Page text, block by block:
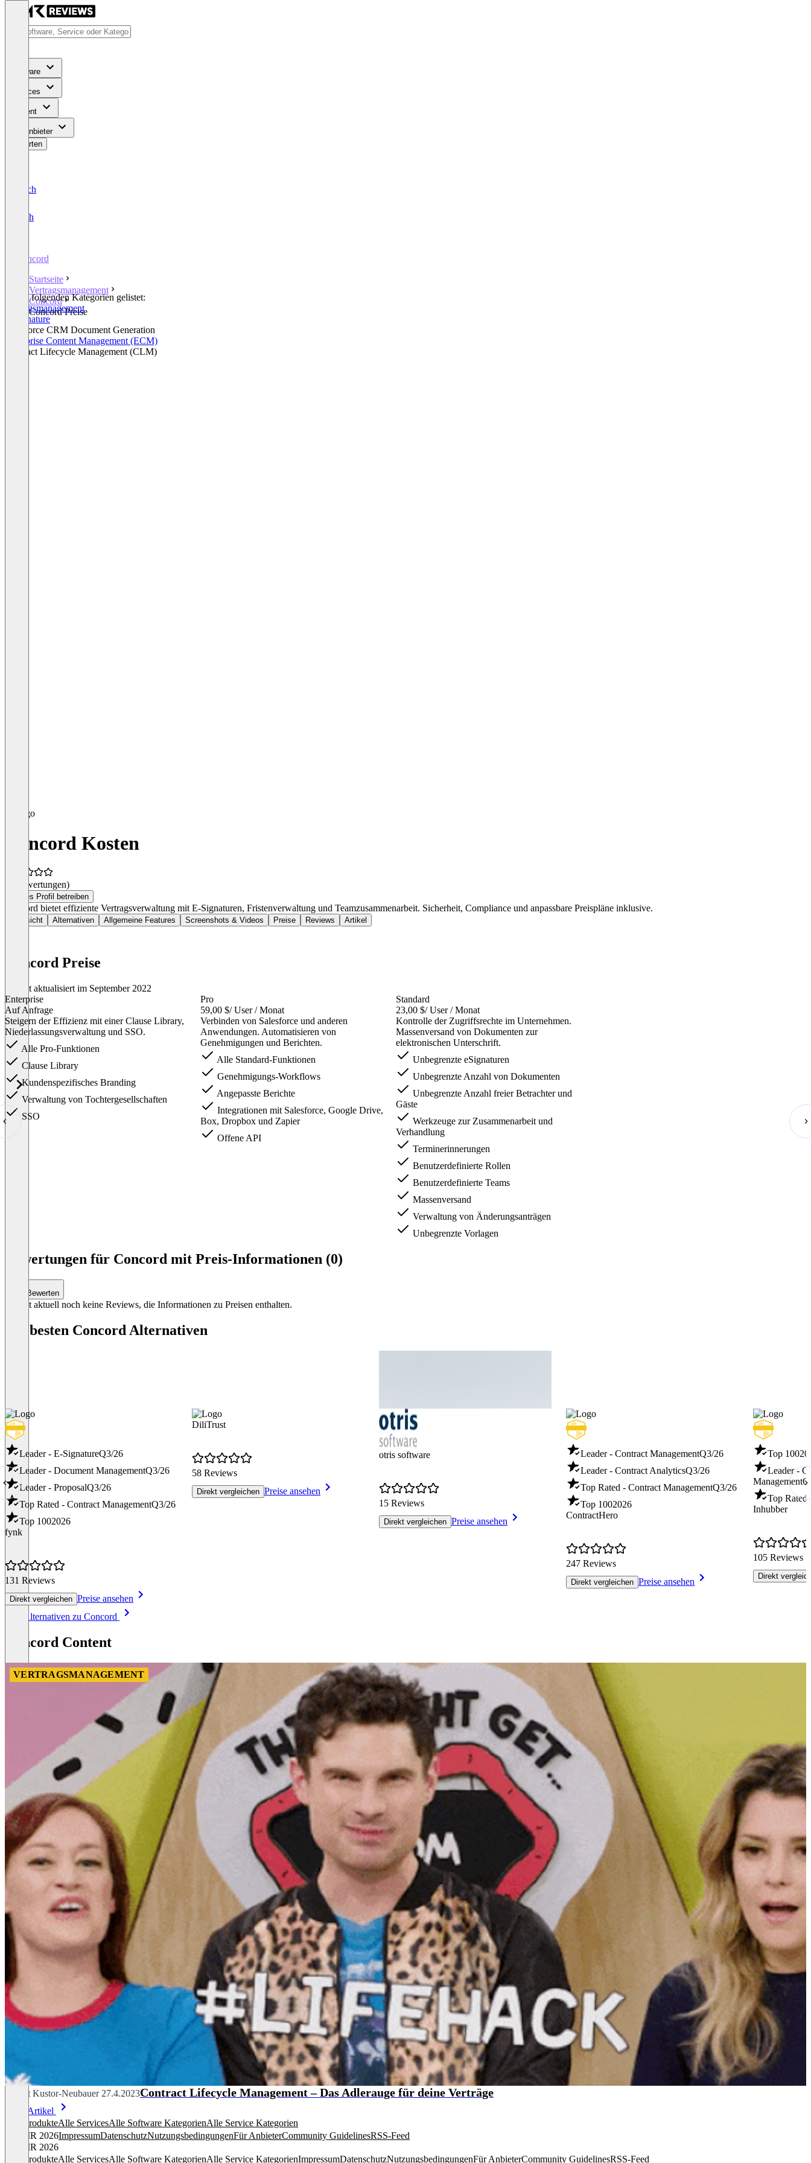
Software
Services
Content
Für Anbieter
Bewerten
Deutsch
English
Concord
Startseite
Vertragsmanagement
Concord
Concord Preise
In den folgenden Kategorien gelistet:
Vertragsmanagement
E-Signature
Salesforce CRM Document Generation
Enterprise Content Management (ECM)
Contract Lifecycle Management (CLM)
Concord Kosten
(0 Bewertungen)
Dieses Profil betreiben
Concord bietet effiziente Vertragsverwaltung mit E-Signaturen, Fristenverwaltung und Teamzusammenarbeit. Sicherheit, Compliance und anpassbare Preispläne inklusive.
Übersicht Alternativen Allgemeine Features Screenshots & Videos Preise Reviews Artikel
Concord Preise
Zuletzt aktualisiert im September 2022
Enterprise
Auf Anfrage
Steigern der Effizienz mit einer Clause Library,
Niederlassungsverwaltung und SSO.
Alle Pro-Funktionen
Clause Library
Kundenspezifisches Branding
Verwaltung von Tochtergesellschaften
SSO
Pro
59,00 $/ User / Monat
Verbinden von Salesforce und anderen
Anwendungen. Automatisieren von
Genehmigungen und Berichten.
Alle Standard-Funktionen
Genehmigungs-Workflows
Angepasste Berichte
Integrationen mit Salesforce, Google Drive,
Box, Dropbox und Zapier
Offene API
Standard
23,00 $/ User / Monat
Kontrolle der Zugriffsrechte im Unternehmen.
Massenversand von Dokumenten zur
elektronischen Unterschrift.
Unbegrenzte eSignaturen
Unbegrenzte Anzahl von Dokumenten
Unbegrenzte Anzahl freier Betrachter und
Gäste
Werkzeuge zur Zusammenarbeit und
Verhandlung
Terminerinnerungen
Benutzerdefinierte Rollen
Benutzerdefinierte Teams
Massenversand
Verwaltung von Änderungsanträgen
Unbegrenzte Vorlagen
Bewertungen für Concord mit Preis-Informationen (0)
Bewerten
Es gibt aktuell noch keine Reviews, die Informationen zu Preisen enthalten.
Die besten Concord Alternativen
Leader - E-SignatureQ3/26
Leader - Document ManagementQ3/26
Leader - ProposalQ3/26
Top Rated - Contract ManagementQ3/26
Top 1002026
fynk
131 Reviews
Direkt vergleichen Preise ansehen
DiliTrust
58 Reviews
Direkt vergleichen Preise ansehen
otris software
15 Reviews
Direkt vergleichen Preise ansehen
Leader - Contract ManagementQ3/26
Leader - Contract AnalyticsQ3/26
Top Rated - Contract ManagementQ3/26
Top 1002026
ContractHero
247 Reviews
Direkt vergleichen Preise ansehen
Top 100
Leader -
Management
Top Rated
Inhubber
105 Reviews
Direkt
Alle Alternativen zu Concord
Concord Content
VERTRAGSMANAGEMENT
Margit Kustor-Neubauer 27.4.2023Contract Lifecycle Management – Das Adlerauge für deine Verträge
Mehr Artikel
Alle ProdukteAlle ServicesAlle Software KategorienAlle Service Kategorien
© OMR 2026ImpressumDatenschutzNutzungsbedingungenFür AnbieterCommunity GuidelinesRSS-Feed
© OMR 2026
Alle ProdukteAlle ServicesAlle Software KategorienAlle Service KategorienImpressumDatenschutzNutzungsbedingungenFür AnbieterCommunity GuidelinesRSS-Feed